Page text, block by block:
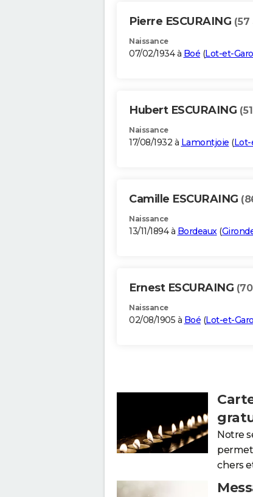
Pierre ESCURAING (57
Naissance
07/02/1934 à Boé (Lot-et-
Hubert ESCURAING
Naissance
17/08/1932 à Lamontjoie (Lot-
Camille ESCURAING
Naissance
13/11/1894 à Bordeaux(
Ernest ESCURAING
Naissance
02/08/1905 à Boé (Lot-et-
Notre
chers